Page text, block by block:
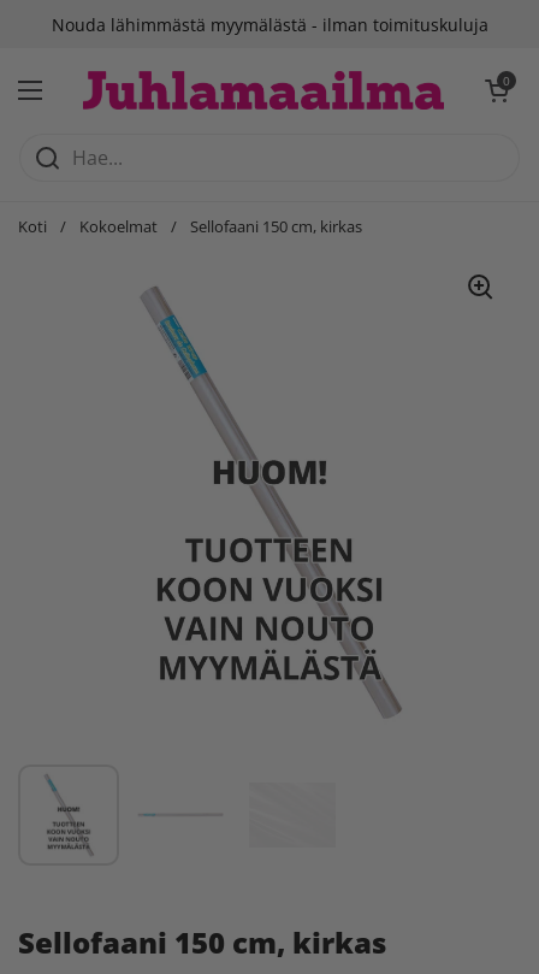
Siirry sisältöön
Nouda lähimmästä myymälästä - ilman toimituskuluja
Avaa valikko
Avaa 0
Koti / Kokoelmat / Sellofaani 150 cm, kirkas
Sellofaani 150 cm, kirkas